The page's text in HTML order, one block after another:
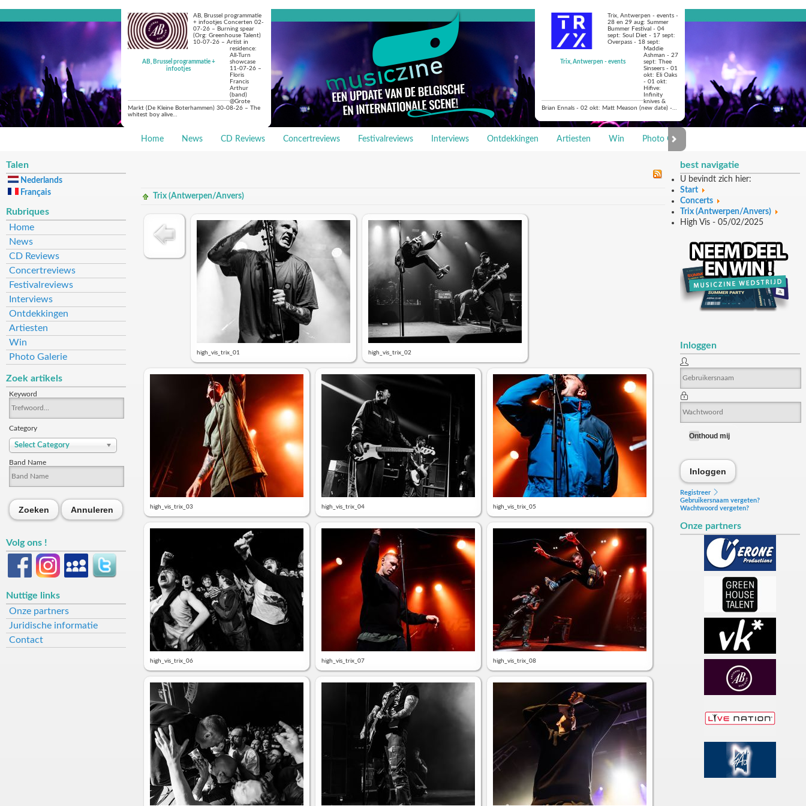
AB, Brussel programmatie +
infootjes
AB, Brussel programmatie
+ infootjes Concerten 02-
07-26 – Burning spear
(Org: Greenhouse Talent)
10-07-26 – Artist in
residence:
All-Turn
showcase
11-07-26 –
Floris
Francis
Arthur
(band)
@Grote
Markt (De Kleine Boterhammen) 30-08-26 – The
whitest boy alive…
Trix, Antwerpen - events
Trix, Antwerpen - events -
28 en 29 aug: Summer
Bummer Festival - 04
sept: Soul Diet - 17 sept:
Overpass - 18 sept:
Maddie
Ashman - 27
sept: Thee
Sinseers - 01
okt: Eli Oaks
- 01 okt:
Hifive:
Infinity
knives &
Brian Ennals - 02 okt: Matt Meason (new date) -…
Home News CD Reviews Concertreviews Festivalreviews Interviews Ontdekkingen Artiesten Win Photo Galerie
Talen
Nederlands
Français
Rubriques
Home
News
CD Reviews
Concertreviews
Festivalreviews
Interviews
Ontdekkingen
Artiesten
Win
Photo Galerie
Zoek artikels
Keyword
Category
Select Category
Band Name
Zoeken Annuleren
Volg ons !
Nuttige links
Onze partners
Juridische informatie
Contact
best navigatie
U bevindt zich hier:
Start
Concerts
Trix (Antwerpen/Anvers)
High Vis - 05/02/2025
Inloggen
Onthoud mij
Inloggen
Registreer
Gebruikersnaam vergeten?
Wachtwoord vergeten?
Onze partners
Trix (Antwerpen/Anvers)
high_vis_trix_01 high_vis_trix_02
high_vis_trix_03 high_vis_trix_04 high_vis_trix_05
high_vis_trix_06 high_vis_trix_07 high_vis_trix_08